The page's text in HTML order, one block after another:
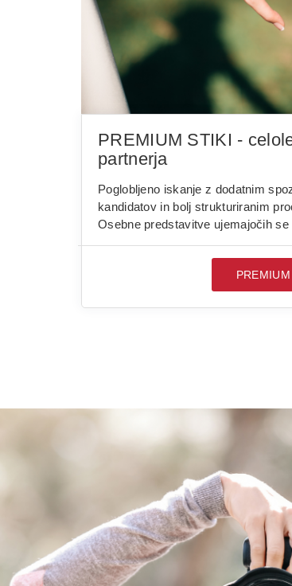
PREMIUM STIKI -
partnerja
Poglobljeno iskanje z dodatnim
kandidatov in bolj strukturiranim
Osebne predstavitve ujemajočih se